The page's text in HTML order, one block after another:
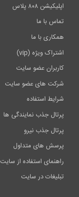
اپلیکیشن ۸۰۸ پلاس
تماس با ما
همکاری با ما
اشتراک ویژه (vip)
کاربران عضو سایت
شرکت های عضو سایت
شرایط استفاده
پرتال جذب نمایندگی ها
پرتال جذب نیرو
پرسش های متداول
راهنمای استفاده از سایت
تبلیغات در سایت